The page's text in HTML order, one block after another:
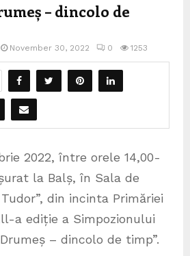
– dincolo de
November 30, 2022 0 1253
2022, între orele 14,00-
la Balș, în Sala de
din incinta Primăriei
a ediție a Simpozionului
– dincolo de timp”.